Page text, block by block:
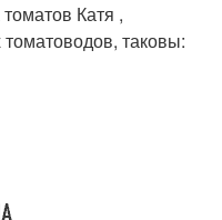
Катя ,
таковы: